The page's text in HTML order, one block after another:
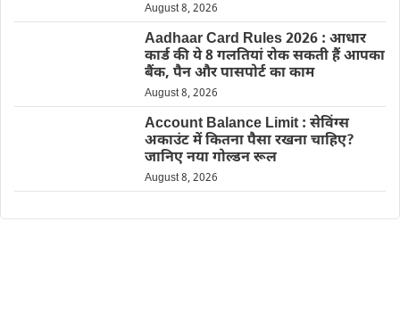
August 8, 2026
Aadhaar Card Rules 2026 : आधार
कार्ड की ये 8 गलतियां रोक सकती हैं आपका
बैंक, पैन और पासपोर्ट का काम
August 8, 2026
Account Balance Limit : सेविंग्स
अकाउंट में कितना पैसा रखना चाहिए?
जानिए नया गोल्डन रूल
August 8, 2026